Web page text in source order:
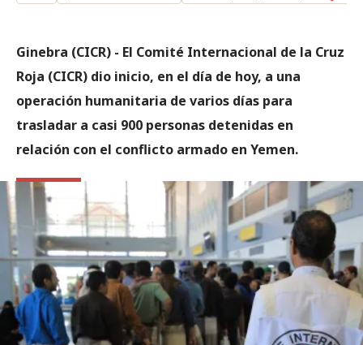
Ginebra (CICR) - El Comité Internacional de la Cruz
Roja (CICR) dio inicio, en el día de hoy, a una
operación humanitaria de varios días para
trasladar a casi 900 personas detenidas en
relación con el conflicto armado en Yemen.